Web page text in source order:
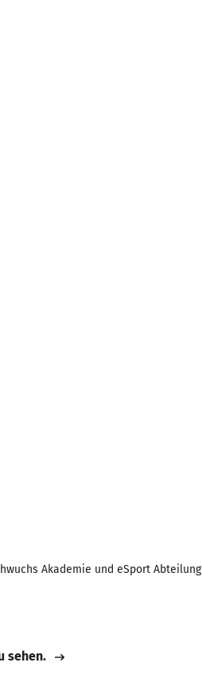
Akademie und eSport Abteilung
sehen.